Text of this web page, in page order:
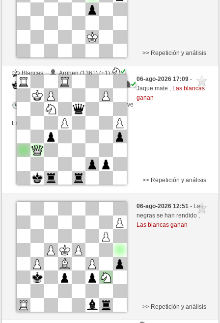
Blancas
Arghen (1361) (+1)
Negras
ciuciaciucia (1390) (-1)
Tiempo: 5 minutes/side + 0 seconds/move
Esta partida es por puntos
>> Repetición y análisis
06-ago-2026 17:09-
Jaque mate , Las blancas
ganan
Blancas
nurjam (1371) (+18)
Tiempo: 5 minutes/side + 0 seconds/move
Esta partida es por puntos
>> Repetición y análisis
06-ago-2026 12:51- Las
negras se han rendido ,
Las blancas ganan
>> Repetición y análisis